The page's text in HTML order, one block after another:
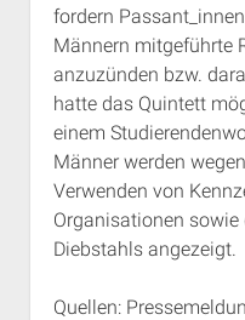
Rechte
RSS-
fordern
Männern mitgeführte
anzuzünden bzw.
hatte das Quintett
einem
Männer werden
Verwenden von
Organisationen
Diebstahls angezeigt.
Quellen: